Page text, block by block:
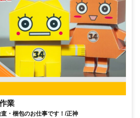
業
・梱包のお仕事です！/正神